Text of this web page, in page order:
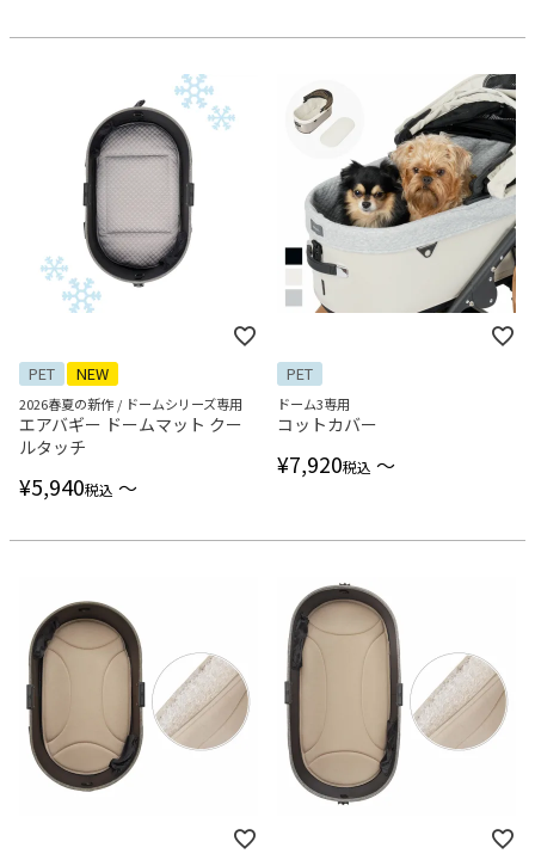
PET NEW
2026春夏の新作 / ドームシリーズ専用
エアバギー ドームマット クー
ルタッチ
¥5,940税込 〜
PET
ドーム3専用
コットカバー
¥7,920税込 〜